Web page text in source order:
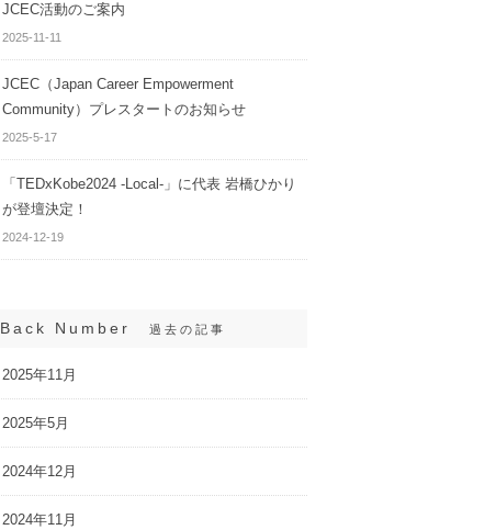
JCEC活動のご案内
2025-11-11
JCEC（Japan Career Empowerment
Community）プレスタートのお知らせ
2025-5-17
「TEDxKobe2024 -Local-」に代表 岩橋ひかり
が登壇決定！
2024-12-19
Back Number 過去の記事
2025年11月
2025年5月
2024年12月
2024年11月